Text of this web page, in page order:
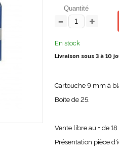
Quantité
En stock
Livraison sous 3 à 10
Cartouche 9 mm à
Boîte de 25.
Vente libre au + de 18
Présentation pièce